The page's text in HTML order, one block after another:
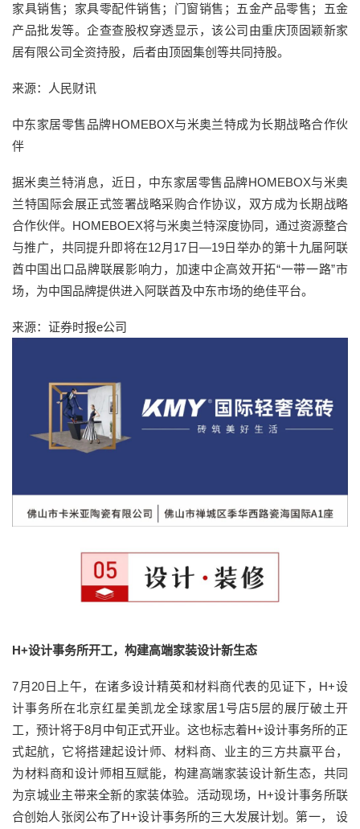
家具销售；家具零配件销售；门窗销售；五金产品零售；五金
产品批发等。企查查股权穿透显示，该公司由重庆顶固颖新家
居有限公司全资持股，后者由顶固集创等共同持股。
来源：人民财讯
中东家居零售品牌HOMEBOX与米奥兰特成为长期战略合作伙
伴
据米奥兰特消息，近日，中东家居零售品牌HOMEBOX与米奥
兰特国际会展正式签署战略采购合作协议，双方成为长期战略
合作伙伴。HOMEBOEX将与米奥兰特深度协同，通过资源整合
与推广，共同提升即将在12月17日—19日举办的第十九届阿联
酋中国出口品牌联展影响力，加速中企高效开拓“一带一路”市
场，为中国品牌提供进入阿联酋及中东市场的绝佳平台。
来源：证券时报e公司
H+设计事务所开工，构建高端家装设计新生态
7月20日上午，在诸多设计精英和材料商代表的见证下，H+设
计事务所在北京红星美凯龙全球家居1号店5层的展厅破土开
工，预计将于8月中旬正式开业。这也标志着H+设计事务所的正
式起航，它将搭建起设计师、材料商、业主的三方共赢平台，
为材料商和设计师相互赋能，构建高端家装设计新生态，共同
为京城业主带来全新的家装体验。活动现场，H+设计事务所联
合创始人张闵公布了H+设计事务所的三大发展计划。第一， 设